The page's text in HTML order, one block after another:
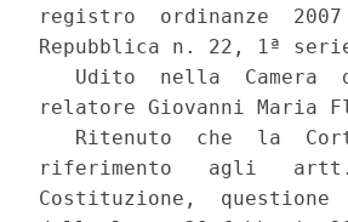
registro  ordinanze
Repubblica n. 22, 1ª
Udito  nella  Camera
relatore Giovanni Maria
Ritenuto  che  la
riferimento   agli   artt.
Costituzione,